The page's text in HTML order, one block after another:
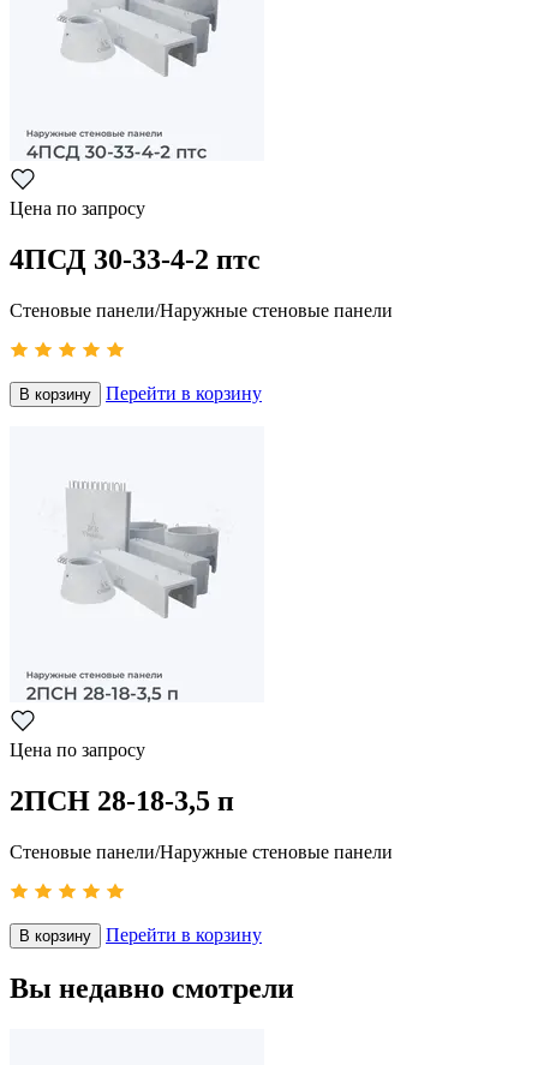
Цена по запросу
4ПСД 30-33-4-2 птс
Стеновые панели/Наружные стеновые панели
В корзину Перейти в корзину
Цена по запросу
2ПСН 28-18-3,5 п
Стеновые панели/Наружные стеновые панели
В корзину Перейти в корзину
Вы недавно смотрели